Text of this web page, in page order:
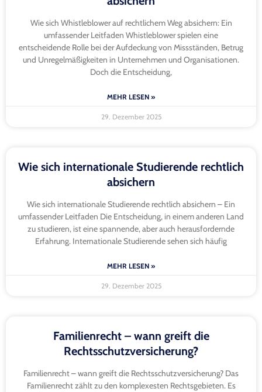
Wie sich Whistleblower auf rechtlichem Weg absichern: Ein
umfassender Leitfaden Whistleblower spielen eine
entscheidende Rolle bei der Aufdeckung von Missständen, Betrug
und Unregelmäßigkeiten in Unternehmen und Organisationen.
Doch die Entscheidung,
MEHR LESEN »
29. Dezember 2025
Wie sich internationale Studierende rechtlich
absichern
Wie sich internationale Studierende rechtlich absichern – Ein
umfassender Leitfaden Die Entscheidung, in einem anderen Land
zu studieren, ist eine spannende, aber auch herausfordernde
Erfahrung. Internationale Studierende sehen sich häufig
MEHR LESEN »
29. Dezember 2025
Familienrecht – wann greift die
Rechtsschutzversicherung?
Familienrecht – wann greift die Rechtsschutzversicherung? Das
Familienrecht zählt zu den komplexesten Rechtsgebieten. Es